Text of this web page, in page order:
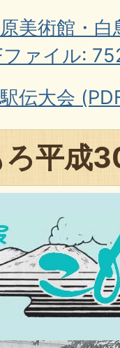
美術館・
ァイル:
伝大会
平成